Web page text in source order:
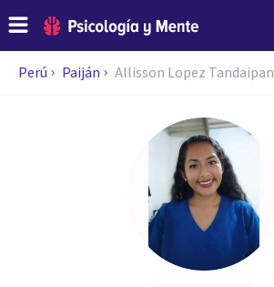
Perú Paiján Allisson Lopez Tandaipan